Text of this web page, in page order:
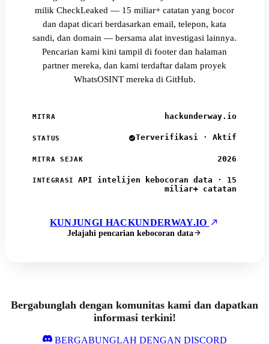
milik CheckLeaked — 15 miliar+ catatan yang bocor
dan dapat dicari berdasarkan email, telepon, kata
sandi, dan domain — bersama alat investigasi lainnya.
Pencarian kami kini tampil di footer dan halaman
partner mereka, dan kami terdaftar dalam proyek
WhatsOSINT mereka di GitHub.
MITRA hackunderway.io
STATUS Terverifikasi · Aktif
MITRA SEJAK 2026
INTEGRASI
API intelijen kebocoran data · 15
miliar+ catatan
KUNJUNGI HACKUNDERWAY.IO
Jelajahi pencarian kebocoran data
Bergabunglah dengan komunitas kami dan dapatkan
informasi terkini!
BERGABUNGLAH DENGAN DISCORD